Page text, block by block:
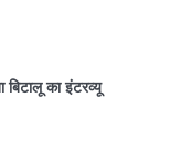
का इंटरव्यू